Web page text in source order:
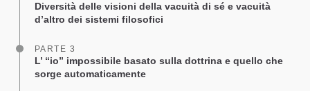
Diversità delle visioni della vacuità di sé e vacuità
d’altro dei sistemi filosofici
PARTE 3
L’ “io” impossibile basato sulla dottrina e quello che
sorge automaticamente